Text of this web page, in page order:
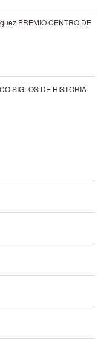
PREMIO CENTRO DE
SIGLOS DE HISTORIA